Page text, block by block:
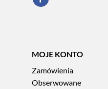
MOJE KONTO
Zamówienia
Obserwowane